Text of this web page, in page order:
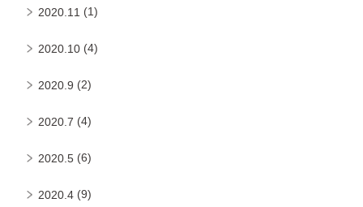
2020.11 (1)
2020.10 (4)
2020.9 (2)
2020.7 (4)
2020.5 (6)
2020.4 (9)